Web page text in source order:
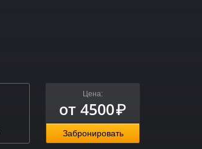
Цена:
от 4500₽
Забронировать